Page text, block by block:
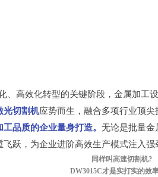
、高效化转型的关键阶段，金属加工
光切割机应势而生，融合多项行业顶尖
工品质的企业量身打造。无论是批量金
跃，为企业进阶高效生产模式注入强
同样叫高速切割机?
DW3015C才是实打实的效